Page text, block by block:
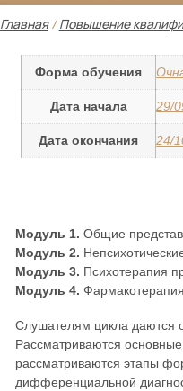
Главная/Повышение
Форма обучения
Дата начала 29/
Дата окончания 24/
Модуль 1. Общие
Модуль 2.
Модуль 3. Психотерапия
Модуль 4.
Слушателям цикла даются
Рассматриваются
рассматриваются этапы
дифференциальной